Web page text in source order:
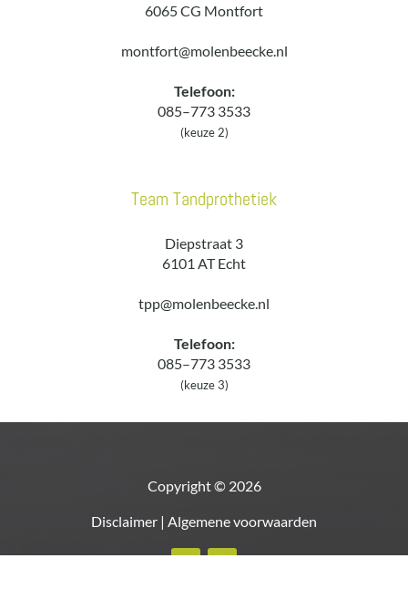
6065 CG Montfort
montfort@molenbeecke.nl
Telefoon:
085–773 3533
(keuze 2)
Team Tandprothetiek
Diepstraat 3
6101 AT Echt
tpp@molenbeecke.nl
Telefoon:
085–773 3533
(keuze 3)
Copyright © 2026
Disclaimer | Algemene voorwaarden